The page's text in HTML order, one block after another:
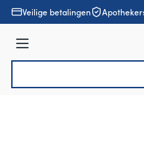
Ga naar de inhoud
Veilige betalingen
Menu